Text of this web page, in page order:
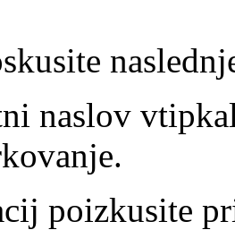
naslov
poizkusite